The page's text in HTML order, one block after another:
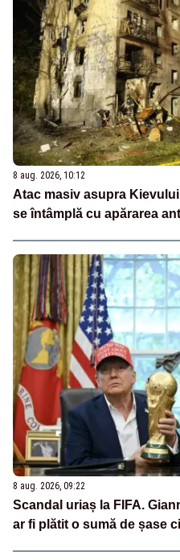
8 aug. 2026, 10:12
Atac masiv asupra
se întâmplă cu apărarea
8 aug. 2026, 09:22
Scandal uriaș la FIFA.
ar fi plătit o sumă de șase